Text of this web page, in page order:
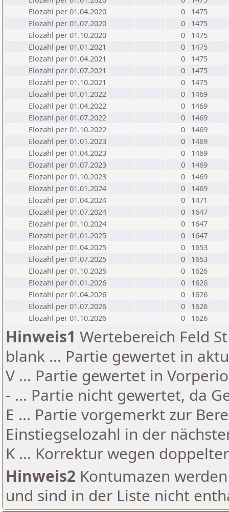
Elozahl per 01.04.2020
0
1475
Elozahl per 01.07.2020
0
1475
Elozahl per 01.10.2020
0
1475
Elozahl per 01.01.2021
0
1475
Elozahl per 01.04.2021
0
1475
Elozahl per 01.07.2021
0
1475
Elozahl per 01.10.2021
0
1475
Elozahl per 01.01.2022
0
1469
Elozahl per 01.04.2022
0
1469
Elozahl per 01.07.2022
0
1469
Elozahl per 01.10.2022
0
1469
Elozahl per 01.01.2023
0
1469
Elozahl per 01.04.2023
0
1469
Elozahl per 01.07.2023
0
1469
Elozahl per 01.10.2023
0
1469
Elozahl per 01.01.2024
0
1469
Elozahl per 01.04.2024
0
1471
Elozahl per 01.07.2024
0
1647
Elozahl per 01.10.2024
0
1647
Elozahl per 01.01.2025
0
1647
Elozahl per 01.04.2025
0
1653
Elozahl per 01.07.2025
0
1653
Elozahl per 01.10.2025
0
1626
Elozahl per 01.01.2026
0
1626
Elozahl per 01.04.2026
0
1626
Elozahl per 01.07.2026
0
1626
Elozahl per 01.10.2026
0 1626
Hinweis1 Wertebereich Feld
blank ... Partie gewertet in
V ... Partie gewertet in
- ... Partie nicht gewertet, da
E ... Partie vorgemerkt zur
Einstiegselozahl in der
K ... Korrektur wegen
Hinweis2 Kontumazen
und sind in der Liste nicht